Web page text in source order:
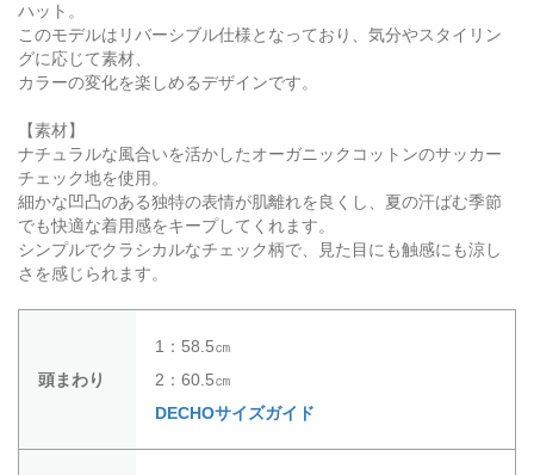
ハット。
このモデルはリバーシブル仕様となっており、気分やスタイリン
グに応じて素材、
カラーの変化を楽しめるデザインです。
【素材】
ナチュラルな風合いを活かしたオーガニックコットンのサッカー
チェック地を使用。
細かな凹凸のある独特の表情が肌離れを良くし、夏の汗ばむ季節
でも快適な着用感をキープしてくれます。
シンプルでクラシカルなチェック柄で、見た目にも触感にも涼し
さを感じられます。
頭まわり
1：58.5㎝
2：60.5㎝
DECHOサイズガイド